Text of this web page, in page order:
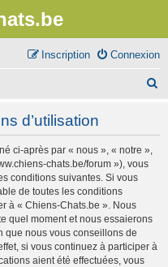
Connexion
Inscription
d’utilisation
ci-après par « nous », « notre »,
chats.be/forum »), vous
conditions suivantes. Si vous
de toutes les conditions
à « Chiens-Chats.be ». Nous
quel moment et nous essaierons
que nous vous conseillons de
si vous continuez à participer à
aient été effectuées, vous